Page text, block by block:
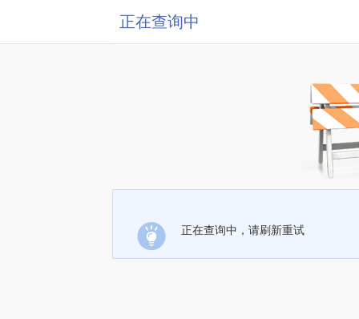
正在查询中
正在查询中，请刷新重试